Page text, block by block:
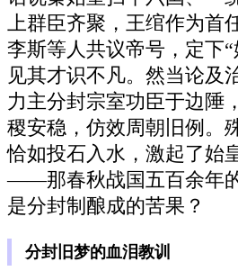
上群臣齐聚，王绾作为首
李斯等人共议帝号，定下
见其才识不凡。然当论及
力主分封宗室功臣于边陲
稷安稳，仿效周朝旧例。
恰如投石入水，激起了始
——那春秋战国五百余年
是分封制酿成的苦果？
分封旧梦的血泪教训